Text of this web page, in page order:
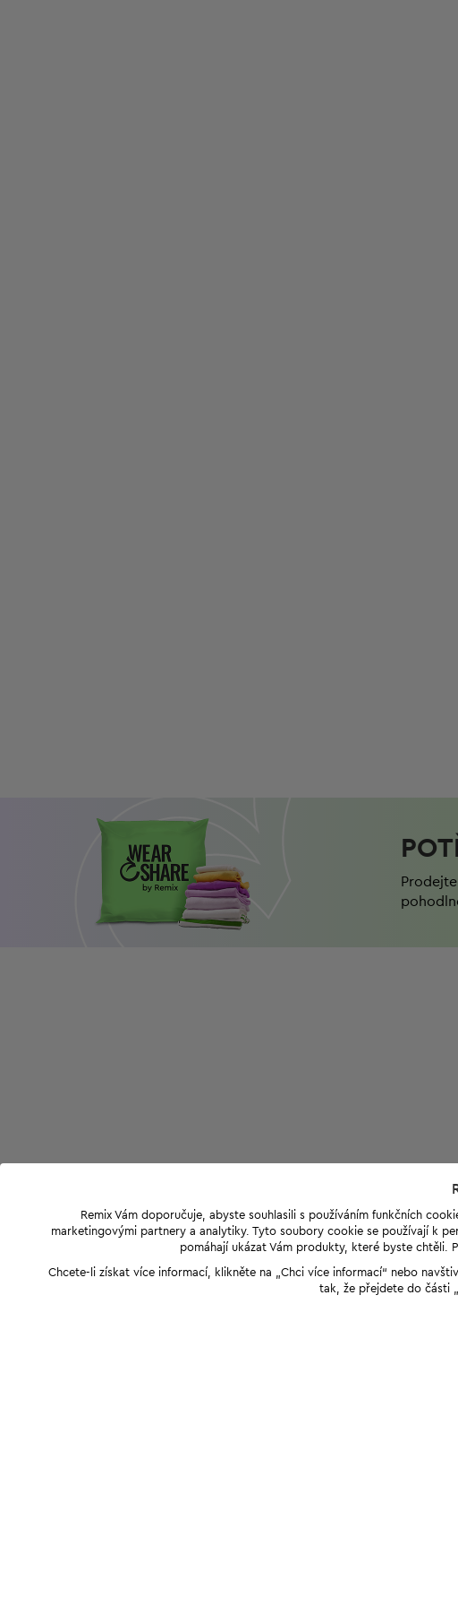
Remix Vám doporučuje, abyste souhlasili s používáním funkčních
marketingovými partnery a analytiky. Tyto soubory cookie se používají k
pomáhají ukázat Vám produkty, které byste chtěli.
Chcete-li získat více informací, klikněte na „Chci více informací“ nebo
tak, že přejdete do části